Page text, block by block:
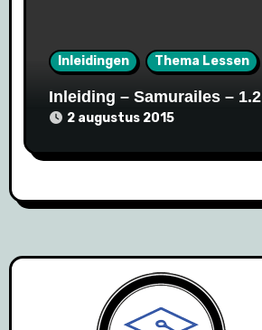
Inleidingen Thema Lessen
Inleiding – Samurailes – 1.2
2 augustus 2015